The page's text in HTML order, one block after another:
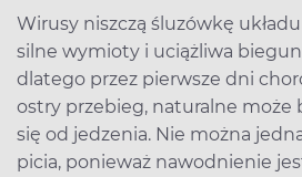
Wirusy niszczą śluzówkę
silne wymioty i uciążliwa
dlatego przez pierwsze dni
ostry przebieg, naturalne może
się od jedzenia. Nie można
picia, ponieważ nawodnienie